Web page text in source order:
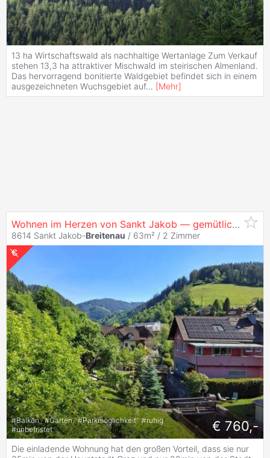
13 ha Wirtschaftswald als nachhaltige Wertanlage Zum Verkauf
stehen 13,3 ha attraktiver Mischwald im steirischen Almenland.
Das hervorragend bonitierte Waldgebiet befindet sich in einem
ausgezeichneten Wuchsgebiet auf... [Mehr]
Wohnen im Herzen von Sankt Jakob — gemütlich, sonnig und mit viel Grün — nur 35min von Graz
8614 Sankt Jakob-Breitenau / 63m² / 2 Zimmer
#Balkon #Garten #Parkmöglichkeit #ruhig
#unbefristet € 760,-
Die einladende Wohnung hat den großen Vorteil, dass sie nur